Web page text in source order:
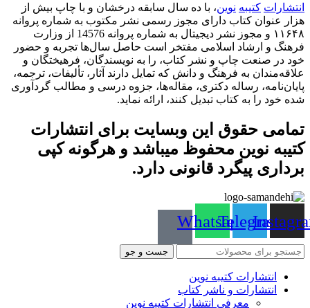
انتشارات کتیبه نوین، با ده سال سابقه درخشان و با چاپ بیش از
هزار عنوان کتاب دارای مجوز رسمی نشر مکتوب به شماره پروانه
۱۱۶۴۸ و مجوز نشر دیجیتال به شماره پروانه 14576 از وزارت
فرهنگ و ارشاد اسلامی مفتخر است حاصل سال‌ها تجربه و حضور
خود در صنعت چاپ و نشر کتاب، را به نویسندگان، فرهیختگان و
علاقه‌مندان به فرهنگ و دانش که تمایل دارند آثار، تألیفات، ترجمه،
پایان‌نامه، رساله دکتری، مقاله‌ها، جزوه درسی و مطالب گردآوری
شده خود را به کتاب تبدیل کنند، ارائه نماید.
تمامی حقوق این وبسایت برای انتشارات
کتیبه نوین محفوظ میباشد و هرگونه کپی
برداری پیگرد قانونی دارد.
Telegram
Whatsapp
جست و جو
انتشارات کتیبه نوین
انتشارات و ناشر کتاب
معرفی انتشارات کتیبه نوین